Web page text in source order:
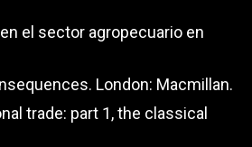
el sector agropecuario en
London: Macmillan.
trade: part 1, the classical